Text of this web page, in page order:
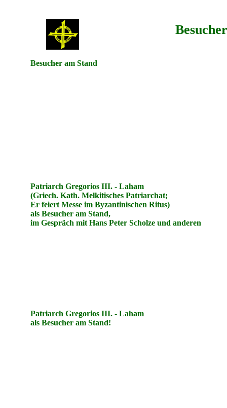
Besucher am Stand
Patriarch Gregorios III. - Laham
(Griech. Kath. Melkitisches Patriarchat;
Er feiert Messe im Byzantinischen Ritus)
als Besucher am Stand,
im Gespräch mit Hans Peter Scholze und anderen
Patriarch Gregorios III. - Laham
als Besucher am Stand!